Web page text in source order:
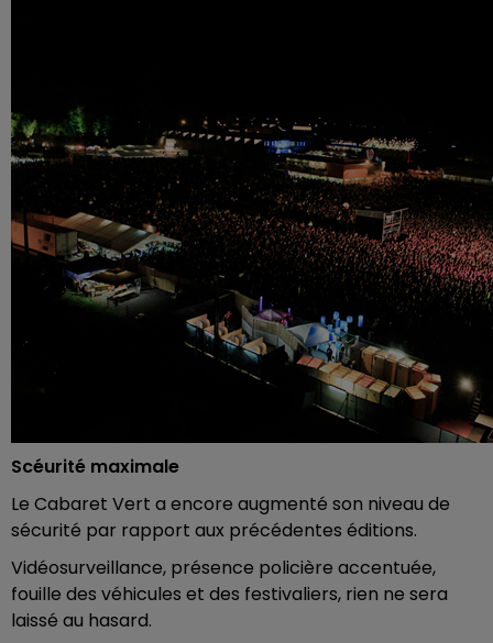
Scéurité maximale
Le Cabaret Vert a encore augmenté son niveau de
sécurité par rapport aux précédentes éditions.
Vidéosurveillance, présence policière accentuée,
fouille des véhicules et des festivaliers, rien ne sera
laissé au hasard.